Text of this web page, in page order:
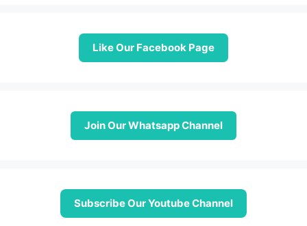
Like Our Facebook Page
Join Our Whatsapp Channel
Subscribe Our Youtube Channel